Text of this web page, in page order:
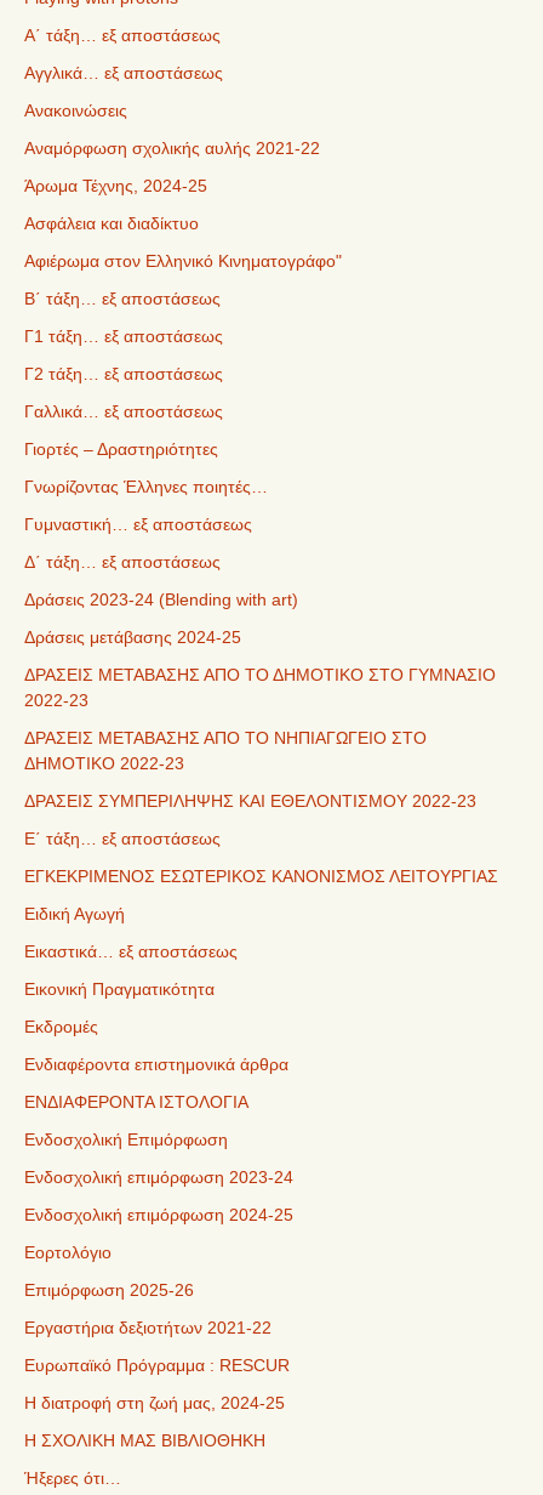
Α΄ τάξη… εξ αποστάσεως
Αγγλικά… εξ αποστάσεως
Ανακοινώσεις
Αναμόρφωση σχολικής αυλής 2021-22
Άρωμα Τέχνης, 2024-25
Ασφάλεια και διαδίκτυο
Αφιέρωμα στον Ελληνικό Κινηματογράφο"
Β΄ τάξη… εξ αποστάσεως
Γ1 τάξη… εξ αποστάσεως
Γ2 τάξη… εξ αποστάσεως
Γαλλικά… εξ αποστάσεως
Γιορτές – Δραστηριότητες
Γνωρίζοντας Έλληνες ποιητές…
Γυμναστική… εξ αποστάσεως
Δ΄ τάξη… εξ αποστάσεως
Δράσεις 2023-24 (Blending with art)
Δράσεις μετάβασης 2024-25
ΔΡΑΣΕΙΣ ΜΕΤΑΒΑΣΗΣ ΑΠΟ ΤΟ ΔΗΜΟΤΙΚΟ ΣΤΟ ΓΥΜΝΑΣΙΟ
2022-23
ΔΡΑΣΕΙΣ ΜΕΤΑΒΑΣΗΣ ΑΠΟ ΤΟ ΝΗΠΙΑΓΩΓΕΙΟ ΣΤΟ
ΔΗΜΟΤΙΚΟ 2022-23
ΔΡΑΣΕΙΣ ΣΥΜΠΕΡΙΛΗΨΗΣ ΚΑΙ ΕΘΕΛΟΝΤΙΣΜΟΥ 2022-23
Ε΄ τάξη… εξ αποστάσεως
ΕΓΚΕΚΡΙΜΕΝΟΣ ΕΣΩΤΕΡΙΚΟΣ ΚΑΝΟΝΙΣΜΟΣ ΛΕΙΤΟΥΡΓΙΑΣ
Ειδική Αγωγή
Εικαστικά… εξ αποστάσεως
Εικονική Πραγματικότητα
Εκδρομές
Ενδιαφέροντα επιστημονικά άρθρα
ΕΝΔΙΑΦΕΡΟΝΤΑ ΙΣΤΟΛΟΓΙΑ
Ενδοσχολική Επιμόρφωση
Ενδοσχολική επιμόρφωση 2023-24
Ενδοσχολική επιμόρφωση 2024-25
Εορτολόγιο
Επιμόρφωση 2025-26
Εργαστήρια δεξιοτήτων 2021-22
Ευρωπαϊκό Πρόγραμμα : RESCUR
Η διατροφή στη ζωή μας, 2024-25
Η ΣΧΟΛΙΚΗ ΜΑΣ ΒΙΒΛΙΟΘΗΚΗ
Ήξερες ότι…